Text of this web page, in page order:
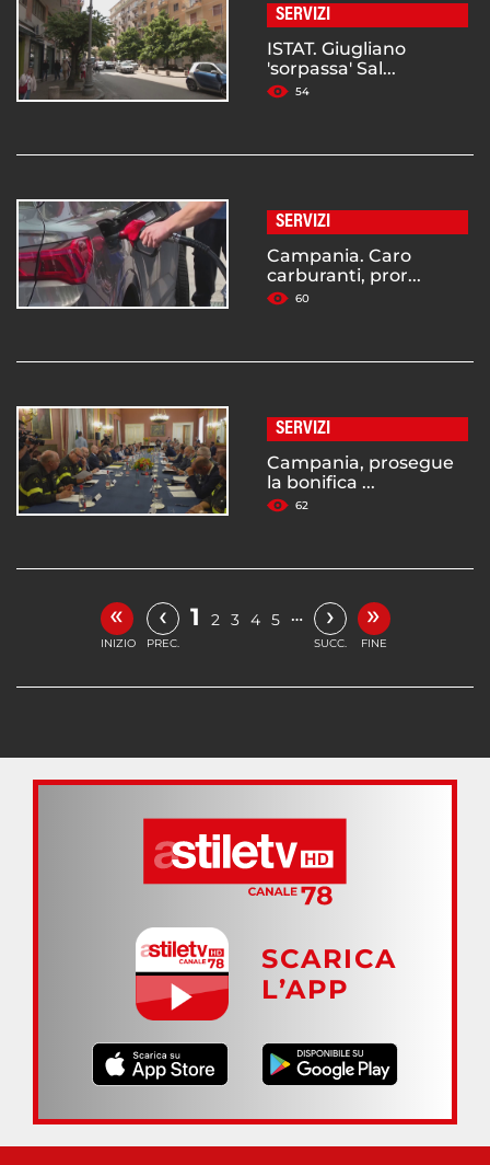
SERVIZI
ISTAT. Giugliano
'sorpassa' Sal...
54
SERVIZI
Campania. Caro
carburanti, pror...
60
SERVIZI
Campania, prosegue
la bonifica ...
62
«
INIZIO
‹
PREC.
1 2 3 4 5 … ›
SUCC.
»
FINE
SCARICA
L’APP